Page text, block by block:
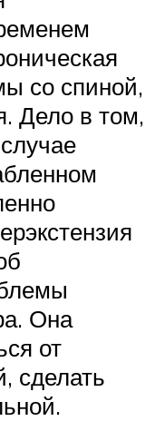
со спиной,
Дело в том,
Она
от
сделать